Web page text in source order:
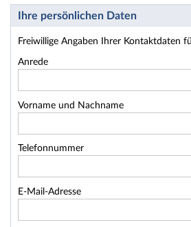
Ihre persönlichen Daten
Freiwillige Angaben Ihrer Kontaktdaten
Anrede
Vorname und Nachname
Telefonnummer
E-Mail-Adresse